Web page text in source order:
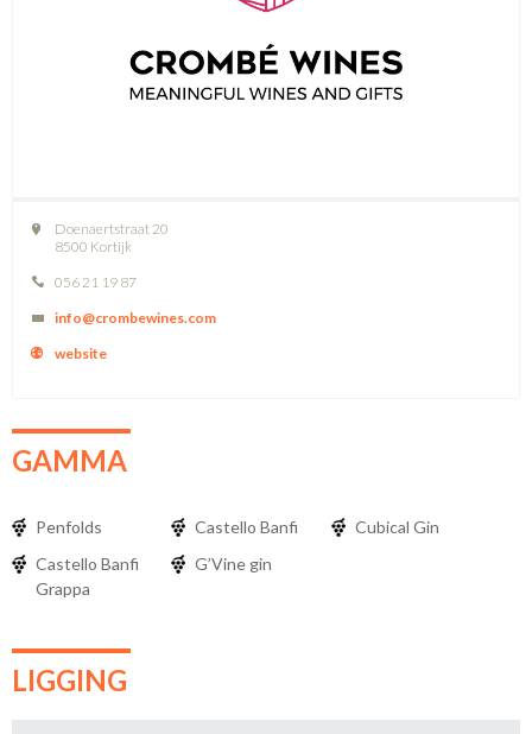
Doenaertstraat 20
8500 Kortijk
056 21 19 87
info@crombewines.com
website
GAMMA
Penfolds Castello Banfi
Cubical Gin
Castello Banfi
Grappa
G’Vine gin
LIGGING